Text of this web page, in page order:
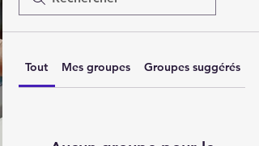
Tout Mes groupes Groupes suggérés